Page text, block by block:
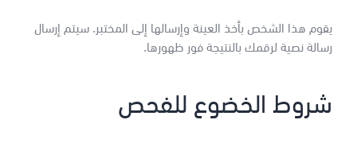
يقوم هذا الشخص بأخذ العينة وإرسالها إلى المختبر. سيتم إرسال
رسالة نصية لرقمك بالنتيجة فور ظهورها.
شروط الخضوع للفحص